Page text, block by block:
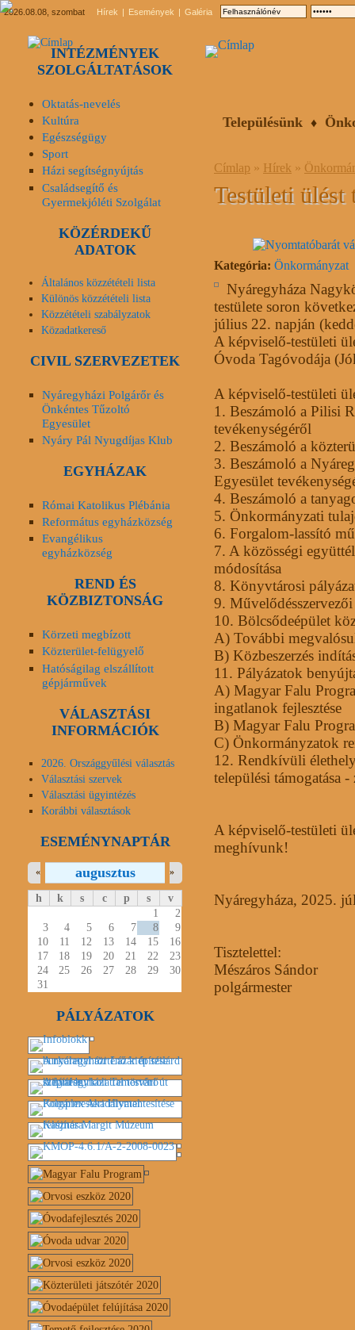
2026.08.08, szombat Hírek Események Galéria
Településünk
Címlap » Hírek »
Testületi ülést
Kategória: Önkormányzat
Nyáregyháza
testülete soron
július 22. napján
A képviselő-testületi
Óvoda Tagóvodája
A képviselő-testületi
1. Beszámoló a Pilisi
tevékenységéről
2. Beszámoló a
3. Beszámoló a
Egyesület
4. Beszámoló a
5. Önkormányzati
6. Forgalom-lassító
7. A közösségi
módosítása
8. Könyvtárosi
9.
10. Bölcsődeépület
A) További
B) Közbeszerzés
11. Pályázatok
A) Magyar Falu
ingatlanok fejlesztése
B) Magyar Falu
C) Önkormányzatok
12. Rendkívüli
települési támogatása -
A képviselő-testületi
meghívunk!
Nyáregyháza, 2025.
Tisztelettel:
Mészáros Sándor
polgármester
INTÉZMÉNYEK
SZOLGÁLTATÁSOK
Oktatás-nevelés
Kultúra
Egészségügy
Sport
Házi segítségnyújtás
Családsegítő és
Gyermekjóléti Szolgálat
KÖZÉRDEKŰ
ADATOK
Általános közzétételi lista
Különös közzétételi lista
Közzétételi szabályzatok
Közadatkereső
CIVIL SZERVEZETEK
Nyáregyházi Polgárőr és
Önkéntes Tűzoltó
Egyesület
Nyáry Pál Nyugdíjas Klub
EGYHÁZAK
Római Katolikus Plébánia
Református egyházközség
Evangélikus
egyházközség
REND ÉS
KÖZBIZTONSÁG
Körzeti megbízott
Közterület-felügyelő
Hatóságilag elszállított
gépjárművek
VÁLASZTÁSI
INFORMÁCIÓK
2026. Országgyűlési választás
Választási szervek
Választási ügyintézés
Korábbi választások
ESEMÉNYNAPTÁR
augusztus
« »
h k s c p s
v
1
2
3
4 5 6 7 8
9
10
11 12 13 14 15
16
17
18 19 20 21 22
23
24
25 26 27 28 29
30
31
PÁLYÁZATOK